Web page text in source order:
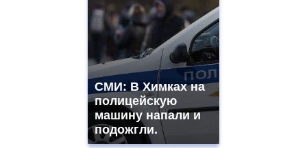
СМИ: В Химках на
полицейскую
машину напали и
подожгли.